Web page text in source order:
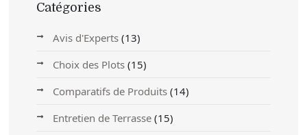
Catégories
Avis d'Experts (13)
Choix des Plots (15)
Comparatifs de Produits (14)
Entretien de Terrasse (15)